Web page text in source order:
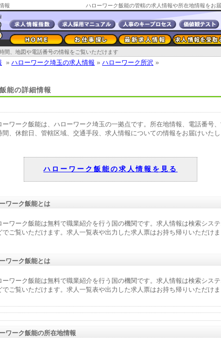
報
間、地図や電話番号の情報をご覧いただけます
» ハローワーク埼玉の求人情報 » ハローワーク所沢 »
能の詳細情報
ーワーク飯能は、ハローワーク埼玉の一拠点です。所在地情報、電話番号
間、休館日、管轄区域、交通手段、求人情報についての情報をお届けいた
ハローワーク飯能の求人情報を見る
ワーク飯能とは
ーワーク飯能は無料で職業紹介を行う国の機関です。求人情報は検索シス
でご覧いただけます。求人一覧表や出力した求人票はお持ち帰りいただけま
ワーク飯能とは
ーワーク飯能は無料で職業紹介を行う国の機関です。求人情報は検索シス
でご覧いただけます。求人一覧表や出力した求人票はお持ち帰りいただけま
ワーク飯能の所在地情報